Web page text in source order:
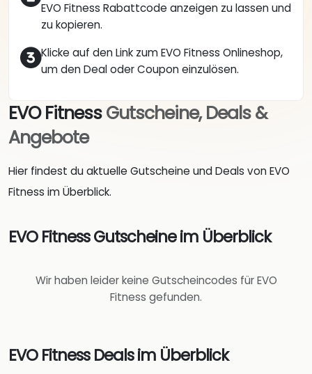
EVO Fitness Rabattcode anzeigen zu lassen und
zu kopieren.
Klicke auf den Link zum EVO Fitness Onlineshop,
um den Deal oder Coupon einzulösen.
EVO FitnessGutscheine, Deals &
Angebote
Hier findest du aktuelle Gutscheine und Deals von EVO
Fitness im Überblick.
EVO Fitness Gutscheine im Überblick
Wir haben leider keine Gutscheincodes für EVO
Fitness gefunden.
EVO Fitness Deals im Überblick